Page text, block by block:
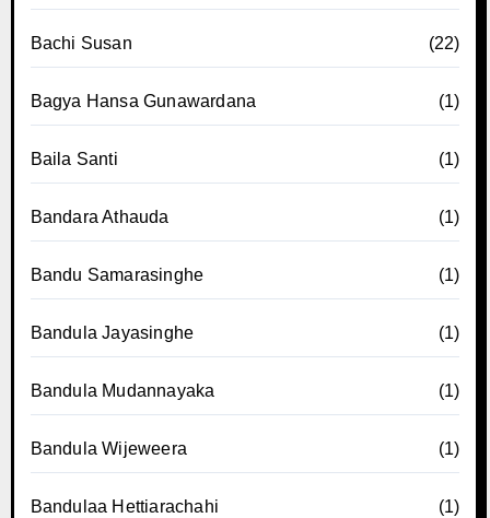
Bachi Susan (22)
Bagya Hansa Gunawardana (1)
Baila Santi (1)
Bandara Athauda (1)
Bandu Samarasinghe (1)
Bandula Jayasinghe (1)
Bandula Mudannayaka (1)
Bandula Wijeweera (1)
Bandulaa Hettiarachahi (1)